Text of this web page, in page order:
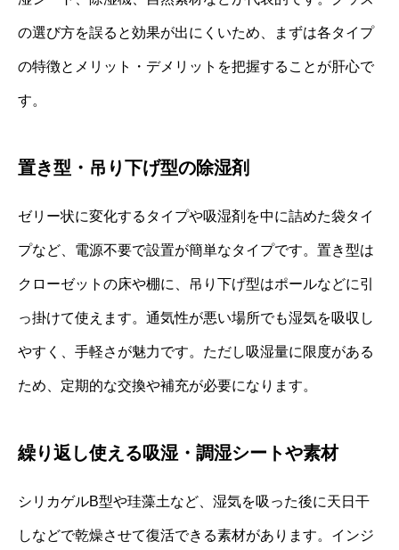
の選び方を誤ると効果が出にくいため、まずは各タイプ
の特徴とメリット・デメリットを把握することが肝心で
す。
置き型・吊り下げ型の除湿剤
ゼリー状に変化するタイプや吸湿剤を中に詰めた袋タイ
プなど、電源不要で設置が簡単なタイプです。置き型は
クローゼットの床や棚に、吊り下げ型はポールなどに引
っ掛けて使えます。通気性が悪い場所でも湿気を吸収し
やすく、手軽さが魅力です。ただし吸湿量に限度がある
ため、定期的な交換や補充が必要になります。
繰り返し使える吸湿・調湿シートや素材
シリカゲルB型や珪藻土など、湿気を吸った後に天日干
しなどで乾燥させて復活できる素材があります。インジ